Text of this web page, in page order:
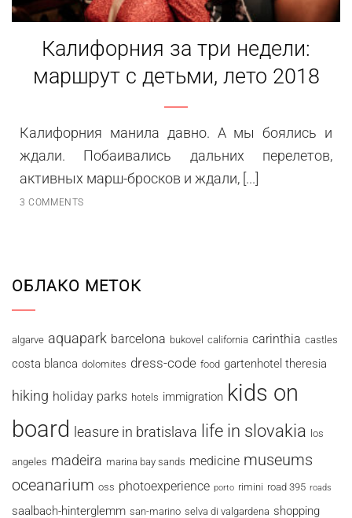
Калифорния за три недели:
маршрут с детьми, лето 2018
Калифорния манила давно. А мы боялись и
ждали. Побаивались дальних перелетов,
активных марш-бросков и ждали, [...]
3 COMMENTS
ОБЛАКО МЕТОК
algarve aquapark barcelona bukovel california carinthia castles
costa blanca dolomites dress-code food gartenhotel theresia
hiking holiday parks hotels immigration kids on
board leasure in bratislava life in slovakia los
angeles madeira marina bay sands medicine museums
oceanarium oss photoexperience porto rimini road 395 roads
saalbach-hinterglemm san-marino selva di valgardena shopping